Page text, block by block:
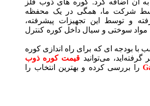
به آن اضافه کرد. کوره‌ های ذوب فلز
شرکت ما، همگی در یک محفظه
و توسط این تجهیزات پیشرفته،
مواد سوختی و سیال داخل کوره کنترل
با بودجه‌ ای که برای راه‌ اندازی کوره
می‌توانید قیمت کوره ذوب
را بررسی کرده و بهترین انتخاب را